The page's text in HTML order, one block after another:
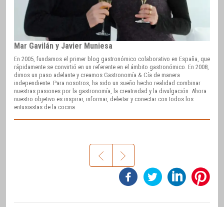
Mar Gavilán y Javier Muniesa
En 2005, fundamos el primer blog gastronómico colaborativo en España, que
rápidamente se convirtió en un referente en el ámbito gastronómico. En 2008,
dimos un paso adelante y creamos Gastronomía & Cía de manera
independiente. Para nosotros, ha sido un sueño hecho realidad combinar
nuestras pasiones por la gastronomía, la creatividad y la divulgación. Ahora
nuestro objetivo es inspirar, informar, deleitar y conectar con todos los
entusiastas de la cocina.